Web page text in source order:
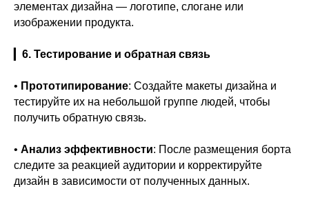
элементах дизайна — логотипе, слогане или
изображении продукта.
6. Тестирование и обратная связь
• Прототипирование: Создайте макеты дизайна и
тестируйте их на небольшой группе людей, чтобы
получить обратную связь.
• Анализ эффективности: После размещения борта
следите за реакцией аудитории и корректируйте
дизайн в зависимости от полученных данных.